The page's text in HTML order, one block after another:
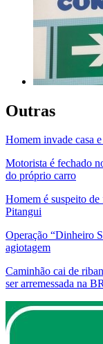
Outras
Homem invade casa
Motorista é fechado
do próprio carro
Homem é suspeito
Pitangui
Operação “Dinheiro
agiotagem
Caminhão cai de
ser arremessada na